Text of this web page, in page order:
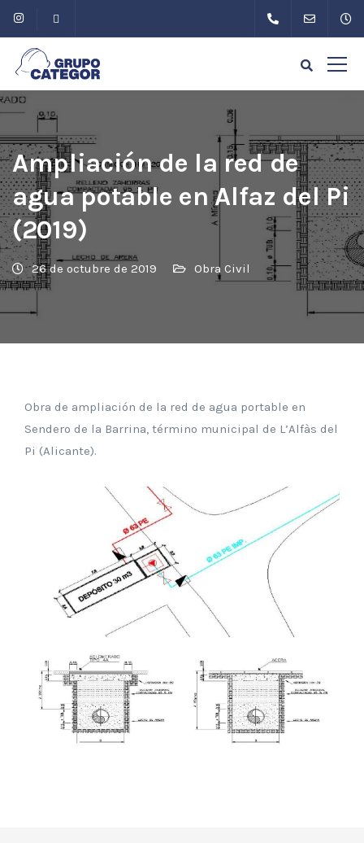
Ampliación de la red de
agua potable en Alfaz del Pi
(2019)
26 de octubre de 2019 Obra Civil
Obra de ampliación de la red de agua portable en
Sendero de la Barrina, término municipal de L’Alfàs del
Pi (Alicante).